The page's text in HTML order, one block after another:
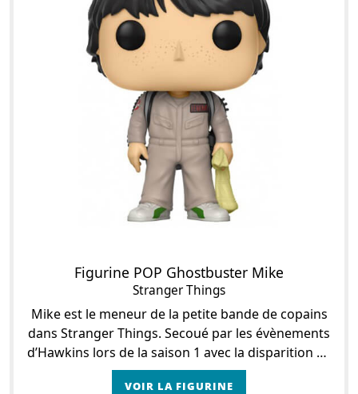
Figurine POP Ghostbuster Mike
Stranger Things
Mike est le meneur de la petite bande de copains
dans Stranger Things. Secoué par les évènements
d’Hawkins lors de la saison 1 avec la disparition de
son ami Will, sa rencontre avec Onze et le co
VOIR LA FIGURINE